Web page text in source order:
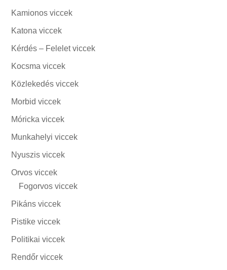
Kamionos viccek
Katona viccek
Kérdés – Felelet viccek
Kocsma viccek
Közlekedés viccek
Morbid viccek
Móricka viccek
Munkahelyi viccek
Nyuszis viccek
Orvos viccek
Fogorvos viccek
Pikáns viccek
Pistike viccek
Politikai viccek
Rendőr viccek